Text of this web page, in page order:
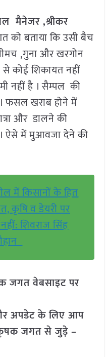
मैनेजर ,श्रीकर
बताया कि उसी बैच
,गुना और खरगोन
कोई शिकायत नहीं
नहीं है । सैम्पल की
फसल खराब होने में
और डालने की
ऐसे में मुआवजा देने की
में किसानों के हित
कृषि व डेयरी पर
शिवराज सिंह
जगत वेबसाइट पर
अपडेट के लिए आप
जगत से जुड़े –